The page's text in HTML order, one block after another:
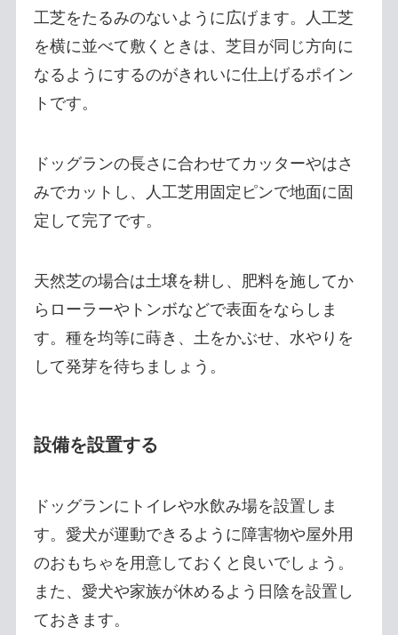
工芝をたるみのないように広げます。人工芝
を横に並べて敷くときは、芝目が同じ方向に
なるようにするのがきれいに仕上げるポイン
トです。
ドッグランの長さに合わせてカッターやはさ
みでカットし、人工芝用固定ピンで地面に固
定して完了です。
天然芝の場合は土壌を耕し、肥料を施してか
らローラーやトンボなどで表面をならしま
す。種を均等に蒔き、土をかぶせ、水やりを
して発芽を待ちましょう。
設備を設置する
ドッグランにトイレや水飲み場を設置しま
す。愛犬が運動できるように障害物や屋外用
のおもちゃを用意しておくと良いでしょう。
また、愛犬や家族が休めるよう日陰を設置し
ておきます。